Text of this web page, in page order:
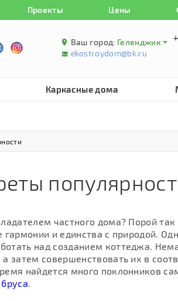
Проекты Цены
Ваш город: Геленджик
ekostroydom@bk.ru
Каркасные дома
частного дома? Порой так
и единства с природой.
над созданием коттеджа.
затем совершенствовать их в
найдется много поклонников
.